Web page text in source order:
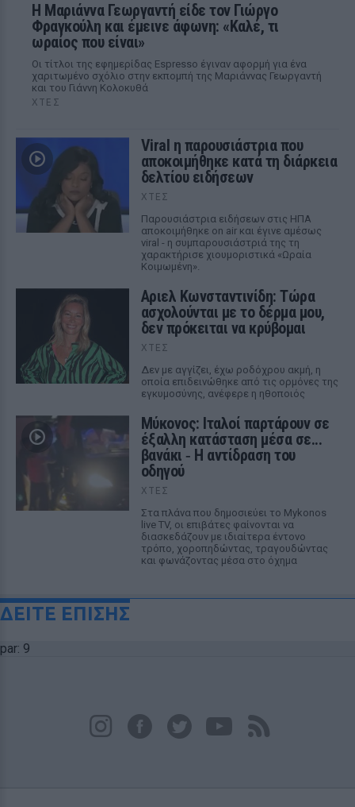
Η Μαριάννα Γεωργαντή είδε τον Γιώργο
Φραγκούλη και έμεινε άφωνη: «Καλέ, τι
ωραίος που είναι»
Οι τίτλοι της εφημερίδας Espresso έγιναν αφορμή για ένα
χαριτωμένο σχόλιο στην εκπομπή της Μαριάννας Γεωργαντή
και του Γιάννη Κολοκυθά
ΧΤΕΣ
Viral η παρουσιάστρια που
αποκοιμήθηκε κατά τη διάρκεια
δελτίου ειδήσεων
ΧΤΕΣ
Παρουσιάστρια ειδήσεων στις ΗΠΑ
αποκοιμήθηκε on air και έγινε αμέσως
viral - η συμπαρουσιάστριά της τη
χαρακτήρισε χιουμοριστικά «Ωραία
Κοιμωμένη».
Αριελ Κωνσταντινίδη: Τώρα
ασχολούνται με το δέρμα μου,
δεν πρόκειται να κρύβομαι
ΧΤΕΣ
Δεν με αγγίζει, έχω ροδόχρου ακμή, η
οποία επιδεινώθηκε από τις ορμόνες της
εγκυμοσύνης, ανέφερε η ηθοποιός
Μύκονος: Ιταλοί παρτάρουν σε
έξαλλη κατάσταση μέσα σε...
βανάκι ‑ Η αντίδραση του
οδηγού
ΧΤΕΣ
Στα πλάνα που δημοσιεύει το Mykonos
live TV, οι επιβάτες φαίνονται να
διασκεδάζουν με ιδιαίτερα έντονο
τρόπο, χοροπηδώντας, τραγουδώντας
και φωνάζοντας μέσα στο όχημα
ΔΕΙΤΕ ΕΠΙΣΗΣ
par: 9